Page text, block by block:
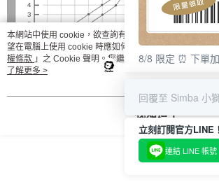
本網站中使用 cookie，欲查詢有關本網站使用 cookie 方
望在電腦上使用 cookie 時應如何變更電腦的 cookie 設定
權條款 」之 Cookie 聲明。您繼續使用本網站即表示您
用條款之 Cookie 聲明使用 cookie。
了解更多 >
我知道了
8/8 限定 ⏰ 下單
回覆至 Simba 小
立刻訂閱官方LINE！
連結 LINE 帳號